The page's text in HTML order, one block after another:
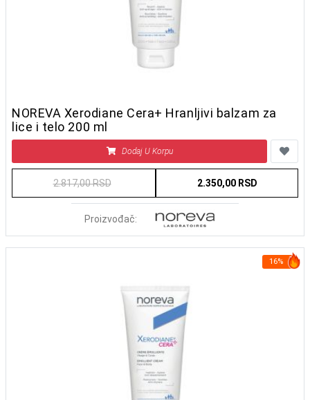
NOREVA Xerodiane Cera+ Hranljivi balzam za
lice i telo 200 ml
Dodaj U Korpu
2.817,00 RSD 2.350,00 RSD
Proizvođač:
16%